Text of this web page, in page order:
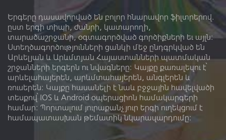
Ձայնադարան Տեսադարան
Մեր մասին Գրադարան
Լիցենզիա
Երգերը դասավորված են բոլոր հնարավոր ֆիլտրերով.
ըստ երգի տիպի, ժանրի, կատարողի,
տարածաշրջանի, օգտագործված գործիքների եւ այլն:
Ստեղծագործությունների ցանկի մեջ ընդգրկված են
Արևելյան և Արևմտյան Հայաստանների պատմական
շրջանների երգերն ու նվագները: Կայքը քառալեզու է՝
արևելահայերեն, արևմտահայերեն, անգլերեն և
ռուսերեն։ Կայքը հասանելի է նաև բջջային հավելվածի
տեսքով՝ IOS և Android օպերացիոն համակարգերի
համար: Պորտալում յուրաքանչյուր երգի ուղեկցում է
համապատասխան թեմատիկ նկարազարդումը: